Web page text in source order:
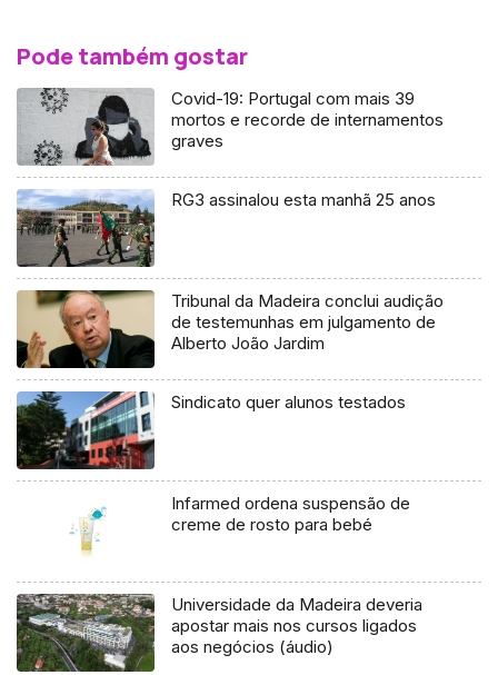
Pode também gostar
Covid-19: Portugal com mais 39
mortos e recorde de internamentos
graves
RG3 assinalou esta manhã 25 anos
Tribunal da Madeira conclui audição
de testemunhas em julgamento de
Alberto João Jardim
Sindicato quer alunos testados
Infarmed ordena suspensão de
creme de rosto para bebé
Universidade da Madeira deveria
apostar mais nos cursos ligados
aos negócios (áudio)